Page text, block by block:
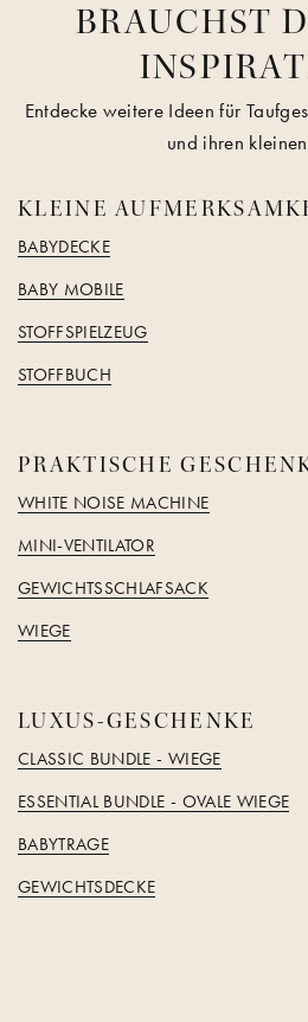
BRAUCHST
Entdecke weitere Ideen für
und ihren
KLEINE
BABYDECKE
BABY MOBILE
STOFFSPIELZEUG
STOFFBUCH
PRAKTISCHE
WHITE NOISE MACHINE
MINI-VENTILATOR
GEWICHTSSCHLAFSACK
WIEGE
LUXUS-GESCHENKE
CLASSIC BUNDLE - WIEGE
ESSENTIAL BUNDLE - OVALE WIEGE
BABYTRAGE
GEWICHTSDECKE